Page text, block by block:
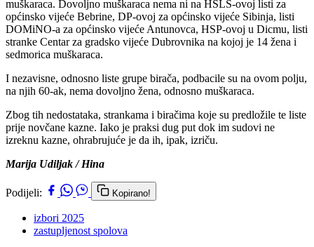
muškaraca. Dovoljno muškaraca nema ni na HSLS-ovoj listi za
općinsko vijeće Bebrine, DP-ovoj za općinsko vijeće Sibinja, listi
DOMiNO-a za općinsko vijeće Antunovca, HSP-ovoj u Dicmu, listi
stranke Centar za gradsko vijeće Dubrovnika na kojoj je 14 žena i
sedmorica muškaraca.
I nezavisne, odnosno liste grupe birača, podbacile su na ovom polju,
na njih 60-ak, nema dovoljno žena, odnosno muškaraca.
Zbog tih nedostataka, strankama i biračima koje su predložile te liste
prije novčane kazne. Iako je praksi dug put dok im sudovi ne
izreknu kazne, ohrabrujuće je da ih, ipak, izriču.
Marija Udiljak / Hina
Podijeli: Kopirano!
izbori 2025
zastupljenost spolova